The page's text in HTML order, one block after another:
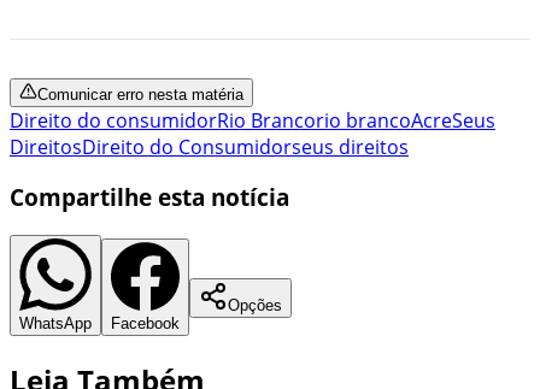
Comunicar erro nesta matéria
Direito do consumidorRio Brancorio brancoAcreSeus
DireitosDireito do Consumidorseus direitos
Compartilhe esta notícia
WhatsApp Facebook
Opções
Leia Também